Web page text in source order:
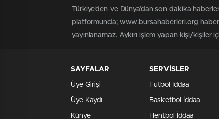
Türkiye'den ve Dünya’dan son dakika
platformunda; www.bursahaberleri.org haber
yayınlanamaz. Aykırı işlem yapan kişi/
SAYFALAR
Üye Girişi
Üye Kaydı
Künye
SERVİSLER
Futbol İddaa
Basketbol İddaa
Hentbol İddaa